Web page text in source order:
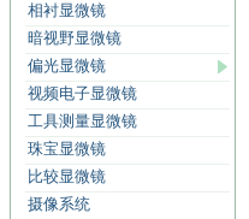
相衬显微镜
暗视野显微镜
偏光显微镜
视频电子显微镜
工具测量显微镜
珠宝显微镜
比较显微镜
摄像系统